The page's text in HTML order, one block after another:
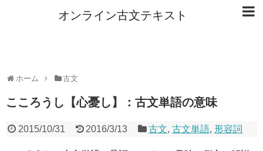
オンライン古文テキスト
ホーム 古文
こころうし【心憂し】：古文単語の意味
2015/10/31 2016/3/13 古文,古文単語,形容詞